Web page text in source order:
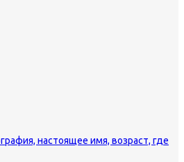
настоящее имя, возраст, где